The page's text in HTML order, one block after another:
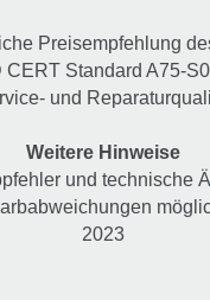
Preisempfehlung
CERT Standard A75-
und
Weitere Hinweise
und technische
2023